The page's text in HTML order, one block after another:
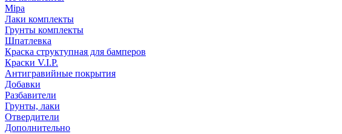
Mipa
Лаки комплекты
Грунты комплекты
Шпатлевка
Краска структупная для бамперов
Краски V.I.P.
Антигравийные покрытия
Добавки
Разбавители
Грунты, лаки
Отвердители
Дополнительно